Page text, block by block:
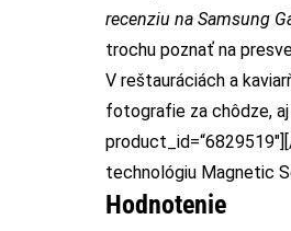
recenziu na Samsung
trochu poznať na
V reštauráciách a
fotografie za chôdze,
technológiu Magnetic
Hodnotenie